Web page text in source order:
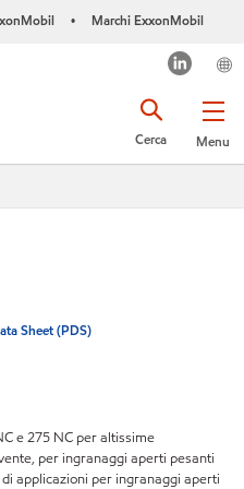
• Marchi ExxonMobil
Menu
Cerca
Sheet (PDS)
e 275 NC per altissime
per ingranaggi aperti pesanti
applicazioni per ingranaggi aperti